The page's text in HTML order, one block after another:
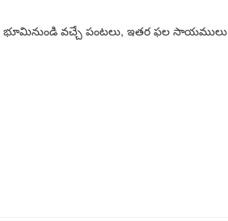
భూమినుండి వచ్చే పంటలు, ఇతర ఫల సాయములు